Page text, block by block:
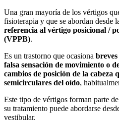
Una gran mayoría de los vértigos
fisioterapia y que se abordan desde
referencia al vértigo posicional /
(VPPB).
Es un trastorno que ocasiona
falsa sensación de movimiento o
cambios de posición de la cabeza
semicirculares del oído,
Este tipo de vértigos forman parte
su tratamiento puede abordarse
vestibular.